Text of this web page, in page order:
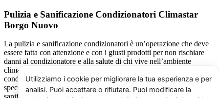
Pulizia e Sanificazione Condizionatori Climastar
Borgo Nuovo
La pulizia e sanificazione condizionatori è un’operazione che deve
essere fatta con attenzione e con i giusti prodotti per non rischiare
danni al condizionatore e alla salute di chi vive nell’ambiente
climatizzato. Se non avete manualità o confidenza con i
condizionatori vi consigliamo di chiamare un nostro tecnico
specializzato al numero3519155550. Il nostro servizio di pulizia e